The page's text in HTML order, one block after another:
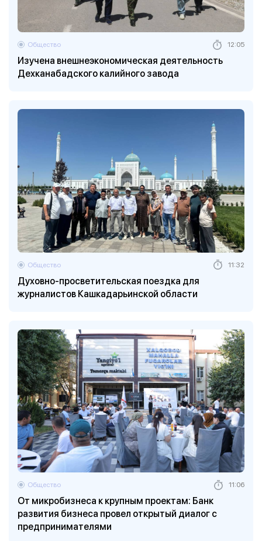
Изучена внешнеэкономическая деятельность
Дехканабадского калийного завода
Общество 12:05
Духовно-просветительская поездка для
журналистов Кашкадарьинской области
Общество 11:32
От микробизнеса к крупным проектам: Банк
развития бизнеса провел открытый диалог с
предпринимателями
Общество 11:06